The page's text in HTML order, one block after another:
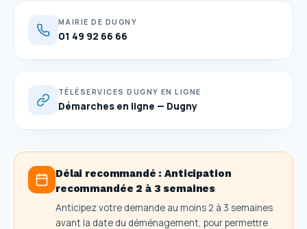
MAIRIE DE DUGNY
01 49 92 66 66
TÉLÉSERVICES DUGNY EN LIGNE
Démarches en ligne — Dugny
Délai recommandé :Anticipation
recommandée 2 à 3 semaines
Anticipez votre demande au moins 2 à 3 semaines
avant la date du déménagement, pour permettre